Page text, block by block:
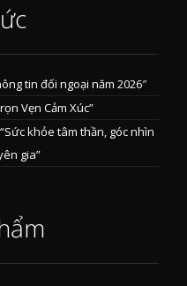
tin đối ngoại năm 2026″
Vẹn Cảm Xúc”
khỏe tâm thần, góc nhìn
gia”